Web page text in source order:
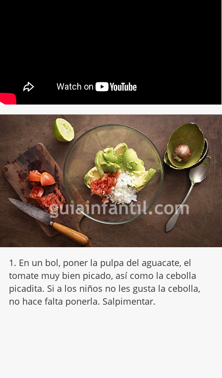
1. En un bol, poner la pulpa del aguacate, el
tomate muy bien picado, así como la cebolla
picadita. Si a los niños no les gusta la cebolla,
no hace falta ponerla. Salpimentar.